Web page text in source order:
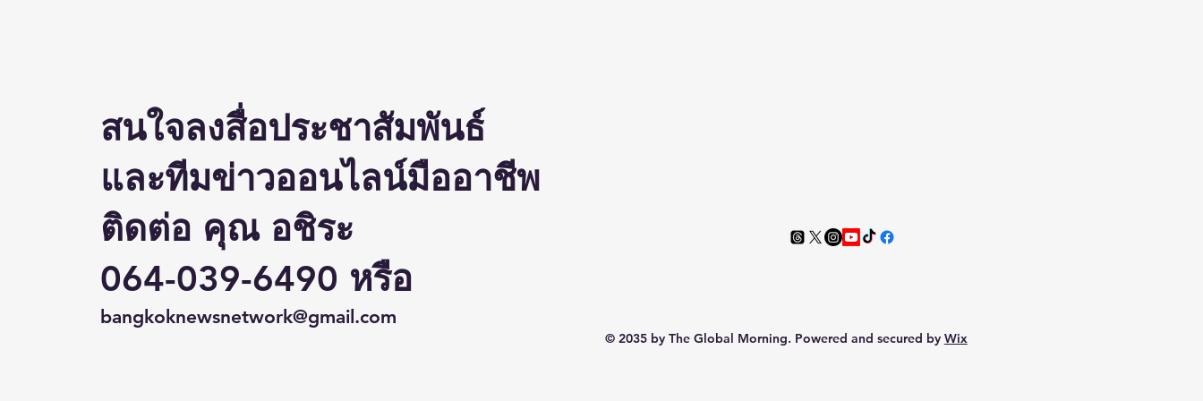
สนใจลงสื่อประชาสัมพันธ์
และทีมข่าวออนไลน์มืออาชีพ
ติดต่อ คุณ อชิระ
064-039-6490 หรือ
bangkoknewsnetwork@gmail.com
© 2035 by The Global Morning. Powered and secured by Wix